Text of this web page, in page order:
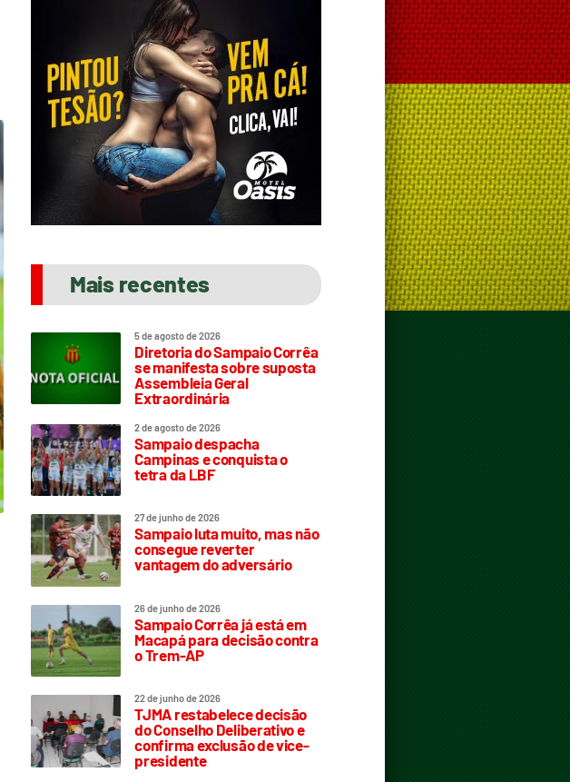
Mais recentes
5 de agosto de 2026
Diretoria do Sampaio Corrêa
se manifesta sobre suposta
Assembleia Geral
Extraordinária
2 de agosto de 2026
Sampaio despacha
Campinas e conquista o
tetra da LBF
27 de junho de 2026
Sampaio luta muito, mas não
consegue reverter
vantagem do adversário
26 de junho de 2026
Sampaio Corrêa já está em
Macapá para decisão contra
o Trem-AP
22 de junho de 2026
TJMA restabelece decisão
do Conselho Deliberativo e
confirma exclusão de vice-
presidente